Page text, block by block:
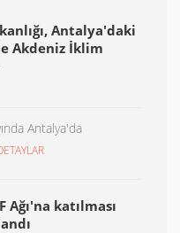
Antalya'daki
Akdeniz İklim
Antalya'da
katılması